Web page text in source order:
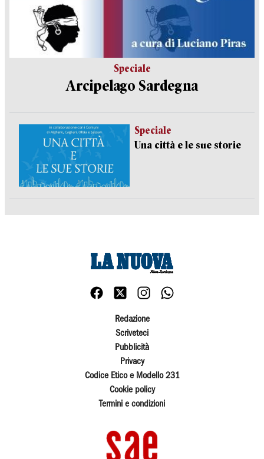
Speciale
Arcipelago Sardegna
Speciale
Una città e le sue storie
Redazione
Scriveteci
Pubblicità
Privacy
Codice Etico e Modello 231
Cookie policy
Termini e condizioni